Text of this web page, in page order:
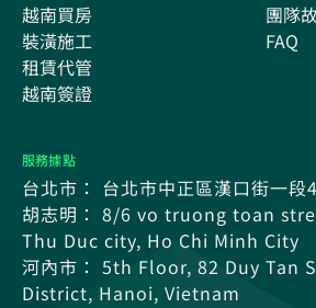
越南買房
裝潢施工
租賃代管
越南簽證
團隊
FAQ
服務據點
台北市： 台北市中正區漢口街一段
胡志明： 8/6 vo truong toan
Thu Duc city, Ho Chi Minh City
河內市： 5th Floor, 82 Duy Tan
District, Hanoi, Vietnam